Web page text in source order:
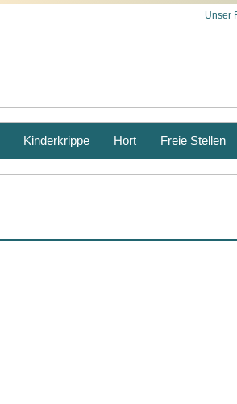
Unser
Kinderkrippe Hort Freie Stellen